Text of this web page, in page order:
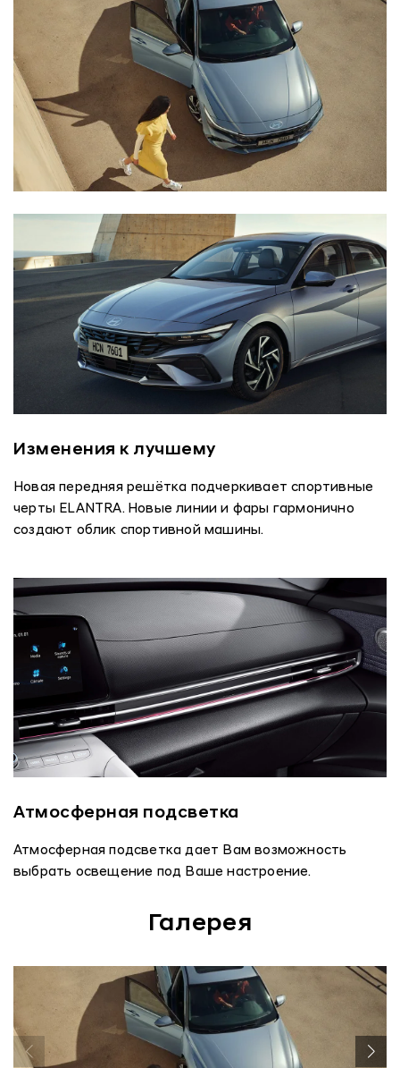
Изменения к лучшему
Новая передняя решётка подчеркивает спортивные
черты ELANTRA. Новые линии и фары гармонично
создают облик спортивной машины.
Атмосферная подсветка
Атмосферная подсветка дает Вам возможность
выбрать освещение под Ваше настроение.
Галерея